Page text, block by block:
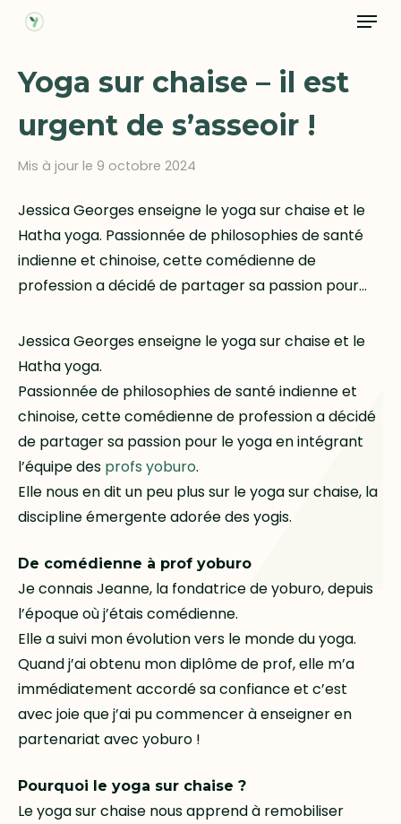
Skip
content
Menu
Yoga sur chaise – il est
urgent de s’asseoir !
Mis à jour le 9 octobre 2024
Jessica Georges enseigne le yoga sur chaise et le
Hatha yoga. Passionnée de philosophies de santé
indienne et chinoise, cette comédienne de
profession a décidé de partager sa passion pour…
Jessica Georges enseigne le yoga sur chaise et le
Hatha yoga.
Passionnée de philosophies de santé indienne et
chinoise, cette comédienne de profession a décidé
de partager sa passion pour le yoga en intégrant
l’équipe des profs yoburo.
Elle nous en dit un peu plus sur le yoga sur chaise, la
discipline émergente adorée des yogis.
De comédienne à prof yoburo
Je connais Jeanne, la fondatrice de yoburo, depuis
l’époque où j’étais comédienne.
Elle a suivi mon évolution vers le monde du yoga.
Quand j’ai obtenu mon diplôme de prof, elle m’a
immédiatement accordé sa confiance et c’est
avec joie que j’ai pu commencer à enseigner en
partenariat avec yoburo !
Pourquoi le yoga sur chaise ?
Le yoga sur chaise nous apprend à remobiliser